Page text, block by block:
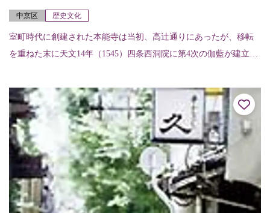
中京区 歴史文化
室町時代に創建された本能寺は当初、高辻通りにあったが、移転
を重ねた末に天文14年（1545）四条西洞院に第4次の伽藍が建立さ
に移さ...